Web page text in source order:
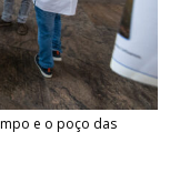
e o poço das